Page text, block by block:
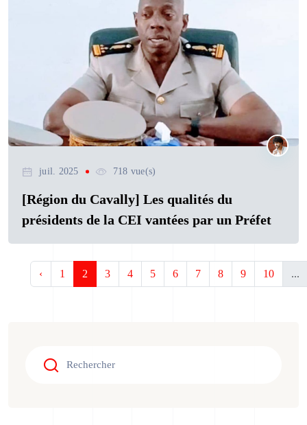
juil. 2025 718 vue(s)
[Région du Cavally] Les qualités du
présidents de la CEI vantées par un Préfet
‹ 1 2 3 4 5 6 7 8 9 10 ...